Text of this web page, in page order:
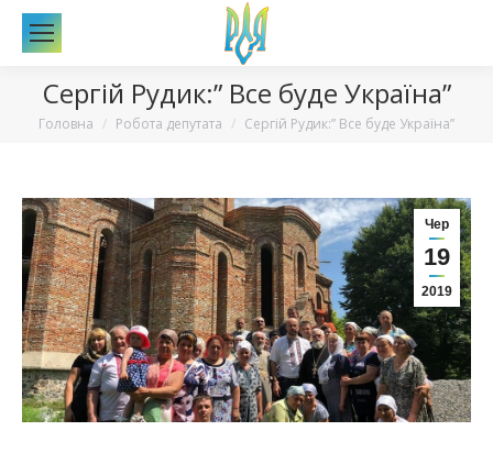
Сергій Рудик:” Все буде Україна”
Вы здесь:
Головна Робота депутата Сергій Рудик:” Все буде Україна”
Чер
19
2019